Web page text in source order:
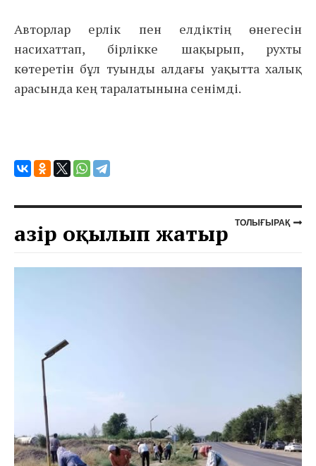
Авторлар ерлік пен елдіктің өнегесін
насихаттап, бірлікке шақырып, рухты
көтеретін бұл туынды алдағы уақытта халық
арасында кең таралатынына сенімді.
Қазір оқылып жатыр ТОЛЫҒЫРАҚ